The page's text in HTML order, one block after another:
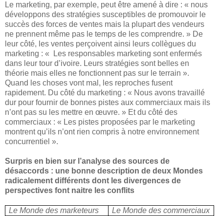
Le marketing, par exemple, peut être amené à dire : « nous
développons des stratégies susceptibles de promouvoir le
succès des forces de ventes mais la plupart des vendeurs
ne prennent même pas le temps de les comprendre. » De
leur côté, les ventes perçoivent ainsi leurs collègues du
marketing : « Les responsables marketing sont enfermés
dans leur tour d’ivoire. Leurs stratégies sont belles en
théorie mais elles ne fonctionnent pas sur le terrain ».
Quand les choses vont mal, les reproches fusent
rapidement. Du côté du marketing : « Nous avons travaillé
dur pour fournir de bonnes pistes aux commerciaux mais ils
n’ont pas su les mettre en œuvre. » Et du côté des
commerciaux : « Les pistes proposées par le marketing
montrent qu’ils n’ont rien compris à notre environnement
concurrentiel ».
Surpris en bien sur l’analyse des sources de
désaccords : une bonne description de deux Mondes
radicalement différents dont les divergences de
perspectives font naitre les conflits
Le Monde des marketeurs
Le Monde des commerciaux